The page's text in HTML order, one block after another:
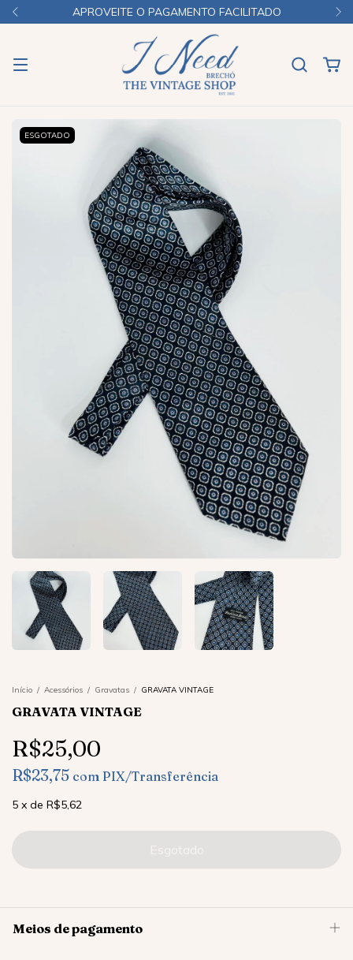
APROVEITE O PAGAMENTO FACILITADO
ESGOTADO
Início / Acessórios / Gravatas / GRAVATA VINTAGE
GRAVATA VINTAGE
R$25,00
R$23,75 com PIX/Transferência
5 x de R$5,62
Meios de pagamento